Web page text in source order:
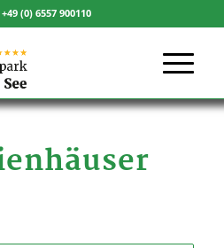
(0) 6557 900110